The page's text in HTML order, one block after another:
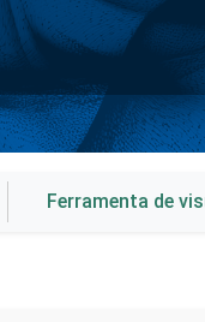
Ferramenta de